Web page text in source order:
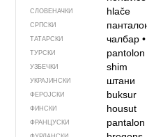
СЛОВЕНАЧКИ hlače
СРПСКИ
ТАТАРСКИ чалбар•
ТУРСКИ pantolon
УЗБЕЧКИ shim
УКРАЈИНСКИ штани
ФЕРОЈСКИ buksur
ФИНСКИ housut
ФРАНЦУСКИ pantalon